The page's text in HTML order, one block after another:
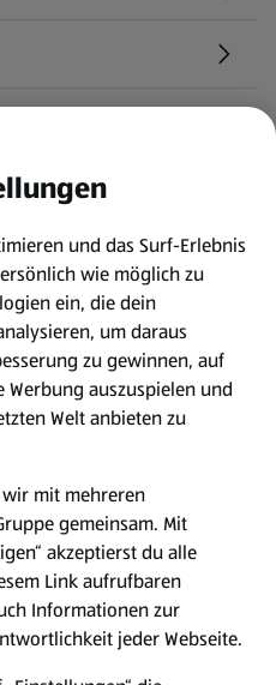
und das Surf-Erlebnis
wie möglich zu
ein, die dein
um daraus
zu gewinnen, auf
auszuspielen und
Welt anbieten zu
mit mehreren
gemeinsam. Mit
akzeptierst du alle
Link aufrufbaren
Informationen zur
jeder Webseite.